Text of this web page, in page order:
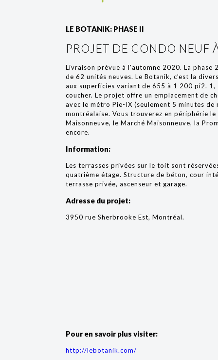
LE BOTANIK: PHASE II
PROJET DE CONDO NEUF
Livraison prévue à l'automne 2020. La phase
de 62 unités neuves. Le Botanik, c’est la
aux superficies variant de 655 à 1 200 pi2. 1,
coucher. Le projet offre un emplacement de
avec le métro Pie-IX (seulement 5 minutes
montréalaise. Vous trouverez en périphérie le
Maisonneuve, le Marché Maisonneuve, la
encore.
Information:
Les terrasses privées sur le toit sont
quatrième étage. Structure de béton, cour
terrasse privée, ascenseur et garage.
Adresse du projet:
3950 rue Sherbrooke Est, Montréal.
Pour en savoir plus visiter:
http://lebotanik.com/